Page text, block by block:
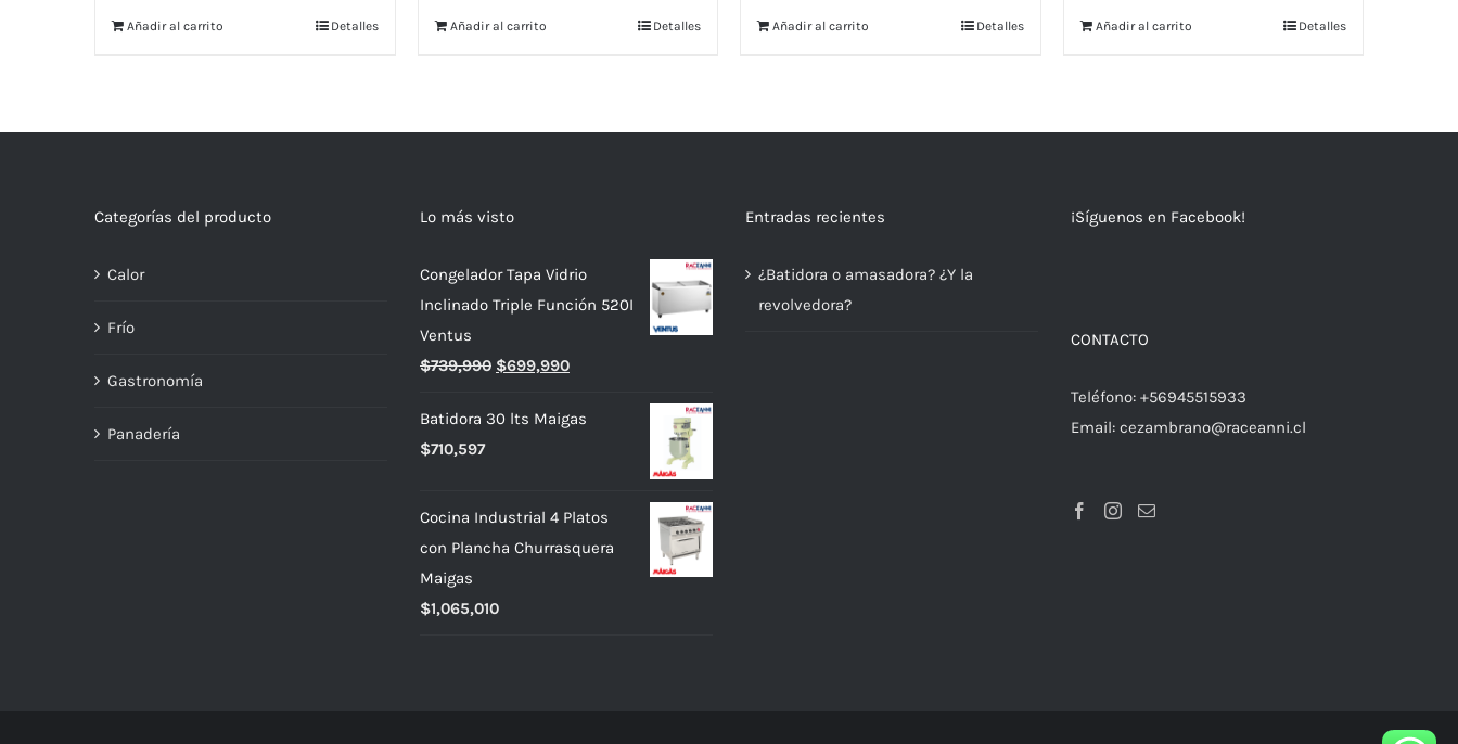
Añadir al carrito Detalles Añadir al carrito Detalles Añadir al carrito Detalles Añadir al carrito Detalles
Categorías del producto
Calor
Frío
Gastronomía
Panadería
Lo más visto
Congelador Tapa Vidrio
Inclinado Triple Función 520I
Ventus
$739,990 El
original
$699,990El
actual
Batidora 30 lts Maigas
$710,597
Cocina Industrial 4 Platos
con Plancha Churrasquera
Maigas
$1,065,010
Entradas recientes
¿Batidora o amasadora? ¿Y la
revolvedora?
¡Síguenos en Facebook!
CONTACTO
Teléfono: +56945515933
Email: cezambrano@raceanni.cl